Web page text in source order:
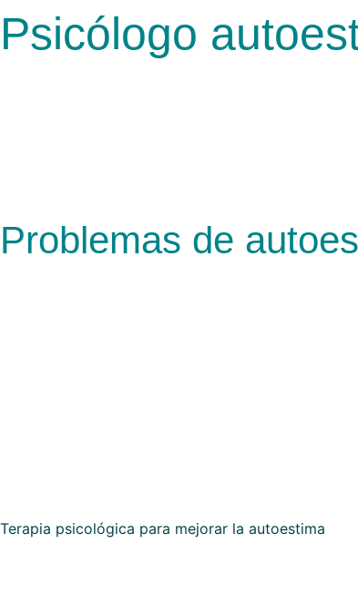
Psicólogo
Problemas de
Terapia psicológica para mejorar la autoestima